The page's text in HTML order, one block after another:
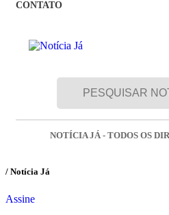
CONTATO
NOTÍCIA JÁ - TODOS OS
/ Notícia Já
Assine